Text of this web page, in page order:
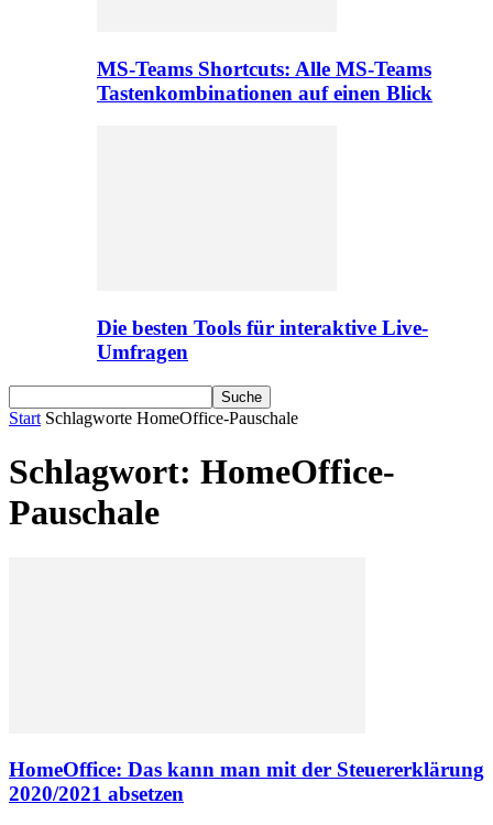
MS-Teams Shortcuts: Alle MS-Teams
Tastenkombinationen auf einen Blick
Die besten Tools für interaktive Live-
Umfragen
Start Schlagworte HomeOffice-Pauschale
Schlagwort: HomeOffice-
Pauschale
HomeOffice: Das kann man mit der Steuererklärung
2020/2021 absetzen